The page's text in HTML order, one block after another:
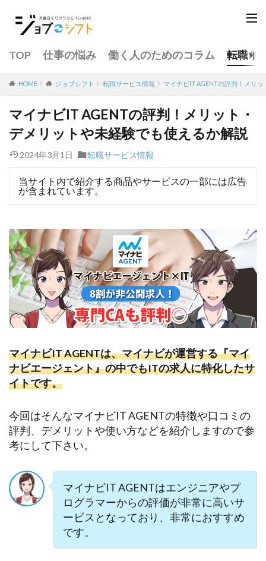
TOP 仕事の悩み 働く人のためのコラム 転職サ
HOME ジョブシフト 転職サービス情報 マイナビIT AGENTの評判！メリ
マイナビIT AGENTの評判！メリット・
デメリットや未経験でも使えるか解説
2024年3月1日 転職サービス情報
当サイト内で紹介する商品やサービスの一部には広告
が含まれています。
マイナビITAGENTは、マイナビが運営する『マイ
ナビエージェント』の中でもITの求人に特化したサ
イトです。
今回はそんなマイナビITAGENTの特徴や口コミの
評判、デメリットや使い方などを紹介しますので参
考にして下さい。
マイナビITAGENTはエンジニアやプ
ログラマーからの評価が非常に高いサ
ービスとなっており、非常におすすめ
です。